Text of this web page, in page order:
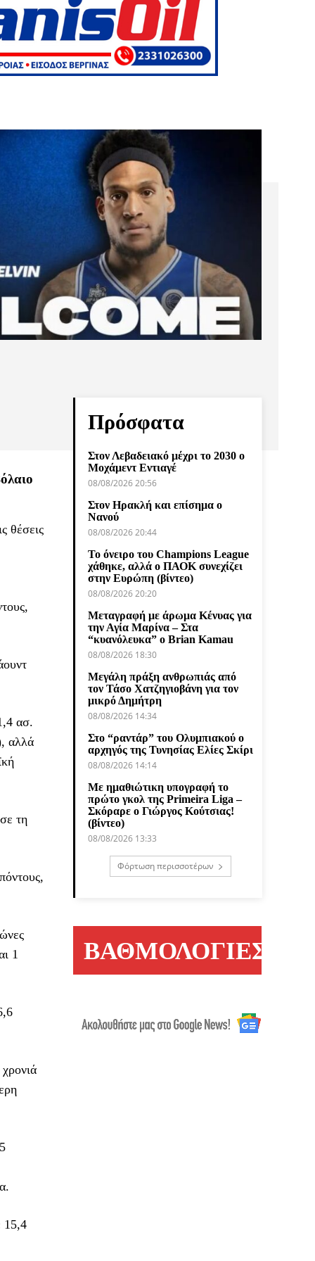
θέσεις
ασ.
αλλά
τη
1
15,4
Πρόσφατα
Στον Λεβαδειακό μέχρι το 2030 ο
Μοχάμεντ Εντιαγέ
08/08/2026 20:56
Στον Ηρακλή και επίσημα ο
Νανού
08/08/2026 20:44
Το όνειρο του Champions League
χάθηκε, αλλά ο ΠΑΟΚ συνεχίζει
στην Ευρώπη (βίντεο)
08/08/2026 20:20
Μεταγραφή με άρωμα Κένυας για
την Αγία Μαρίνα – Στα
“κυανόλευκα” ο Brian Kamau
08/08/2026 18:30
Μεγάλη πράξη ανθρωπιάς από
τον Τάσο Χατζηγιοβάνη για τον
μικρό Δημήτρη
08/08/2026 14:34
Στο “ραντάρ” του Ολυμπιακού ο
αρχηγός της Τυνησίας Ελίες Σκίρι
08/08/2026 14:14
Με ημαθιώτικη υπογραφή το
πρώτο γκολ της Primeira Liga –
Σκόραρε ο Γιώργος Κούτσιας!
(βίντεο)
08/08/2026 13:33
Φόρτωση περισσοτέρων
ΒΑΘΜΟΛΟΓΙΕΣ